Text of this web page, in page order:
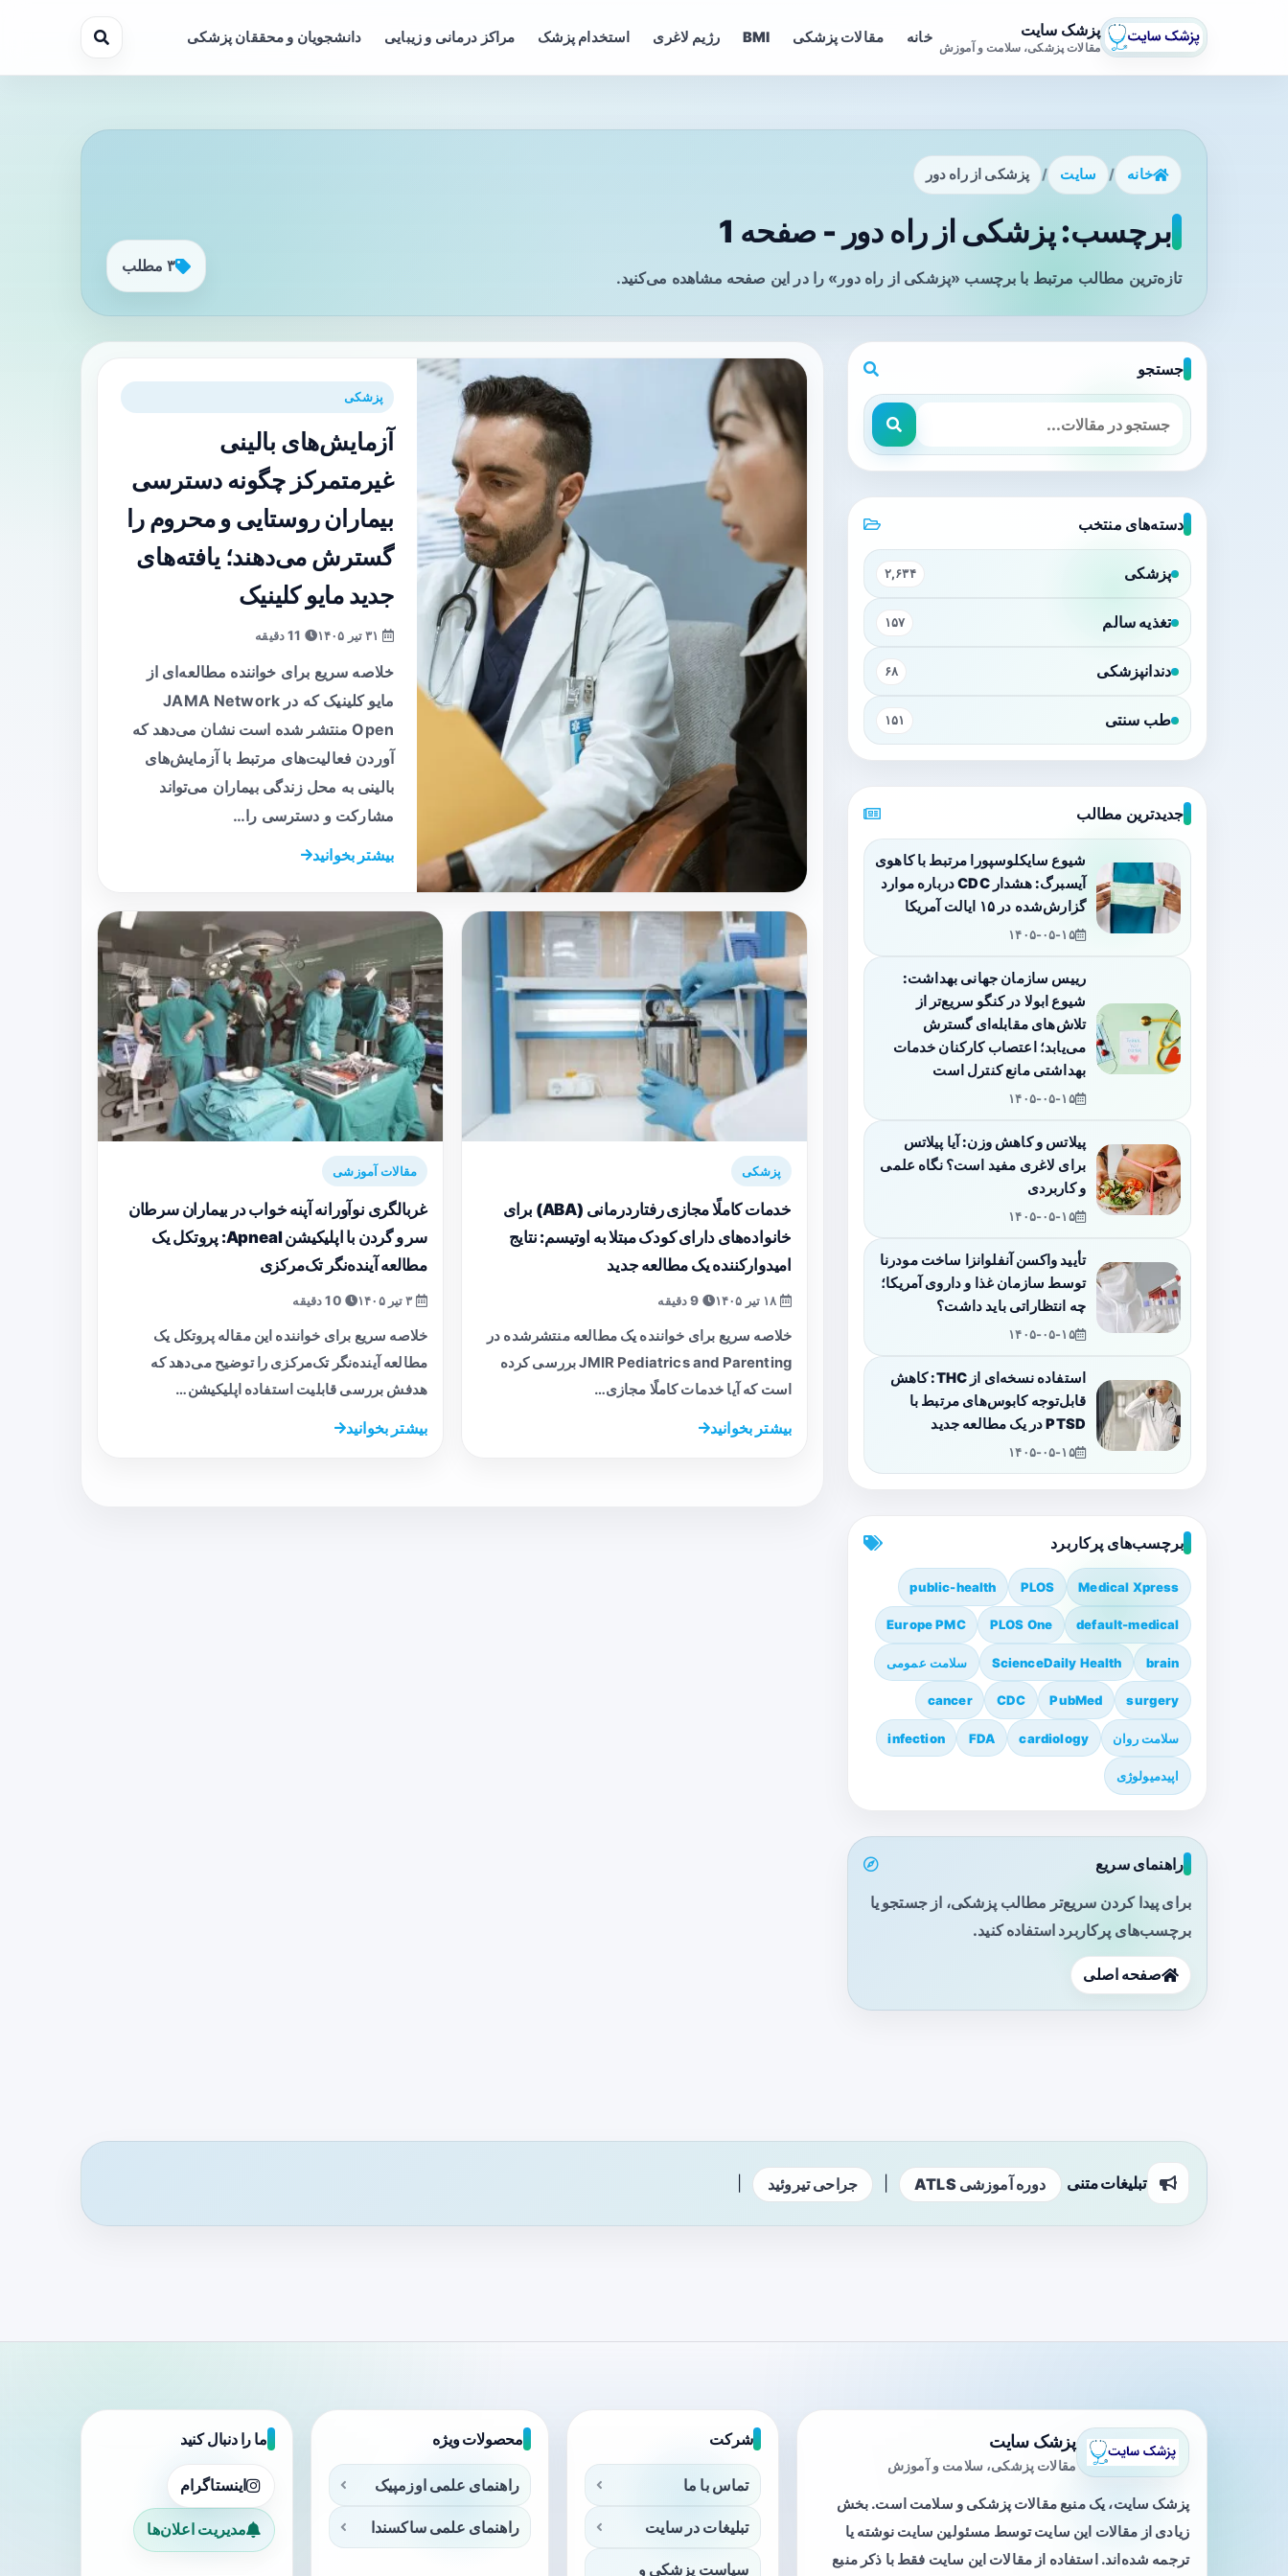
پزشک سایت
مقالات پزشکی، سلامت و آموزش
خانه مقالات پزشکی BMI رژیم لاغری استخدام پزشک مراکز درمانی و زیبایی دانشجویان و محققان پزشکی
خانه / سایت / پزشکی از راه دور
برچسب: پزشکی از راه دور - صفحه 1
تازه‌ترین مطالب مرتبط با برچسب «پزشکی از راه دور» را در این صفحه مشاهده می‌کنید.
۳ مطلب
پزشکی
آزمایش‌های بالینی
غیرمتمرکز چگونه دسترسی
بیماران روستایی و محروم را
گسترش می‌دهند؛ یافته‌های
جدید مایو کلینیک
خلاصه سریع برای خواننده مطالعه‌ای از
مایو کلینیک که در JAMA Network
Open منتشر شده است نشان می‌دهد که
آوردن فعالیت‌های مرتبط با آزمایش‌های
بالینی به محل زندگی بیماران می‌تواند
مشارکت و دسترسی را…
بیشتر بخوانید
پزشکی
خدمات کاملًا مجازی رفتاردرمانی (ABA) برای
خانواده‌های دارای کودک مبتلا به اوتیسم: نتایج
امیدوارکننده یک مطالعه جدید
خلاصه سریع برای خواننده یک مطالعه منتشرشده در
JMIR Pediatrics and Parenting بررسی کرده
است که آیا خدمات کاملًا مجازی…
بیشتر بخوانید
مقالات آموزشی
غربالگری نوآورانه آپنه خواب در بیماران سرطان
سر و گردن با اپلیکیشن Apneal: پروتکل یک
مطالعه آینده‌نگر تک‌مرکزی
خلاصه سریع برای خواننده این مقاله پروتکل یک
مطالعه آینده‌نگر تک‌مرکزی را توضیح می‌دهد که
هدفش بررسی قابلیت استفاده اپلیکیشن…
بیشتر بخوانید
جستجو
دسته‌های منتخب
پزشکی ۲,۶۳۴
تغذیه سالم ۱۵۷
دندانپزشکی ۶۸
طب سنتی ۱۵۱
جدیدترین مطالب
شیوع سایکلوسپورا مرتبط با کاهوی
آیسبرگ: هشدار CDC درباره موارد
گزارش‌شده در ۱۵ ایالت آمریکا
۱۴۰۵-۰۵-۱۵
رییس سازمان جهانی بهداشت:
شیوع ابولا در کنگو سریع‌تر از
تلاش‌های مقابله‌ای گسترش
می‌یابد؛ اعتصاب کارکنان خدمات
بهداشتی مانع کنترل است
۱۴۰۵-۰۵-۱۵
پیلاتس و کاهش وزن: آیا پیلاتس
برای لاغری مفید است؟ نگاه علمی
و کاربردی
۱۴۰۵-۰۵-۱۵
تأیید واکسن آنفلوانزا ساخت مودرنا
توسط سازمان غذا و داروی آمریکا؛
چه انتظاراتی باید داشت؟
۱۴۰۵-۰۵-۱۵
استفاده نسخه‌ای از THC: کاهش
قابل‌توجه کابوس‌های مرتبط با
PTSD در یک مطالعه جدید
۱۴۰۵-۰۵-۱۵
برچسب‌های پرکاربرد
Medical Xpress
PLOS
public-health
default-medical
PLOS One
Europe PMC
brain
ScienceDaily Health سلامت عمومی
surgery
PubMed
CDC
cancer
سلامت روان cardiology
FDA
infection
اپیدمیولوژی
راهنمای سریع
برای پیدا کردن سریع‌تر مطالب پزشکی، از جستجو یا
برچسب‌های پرکاربرد استفاده کنید.
صفحه اصلی
تبلیغات متنی دوره آموزشی ATLS جراحی تیروئید
پزشک سایت
مقالات پزشکی، سلامت و آموزش
پزشک سایت، یک منبع مقالات پزشکی و سلامت است. بخش
زیادی از مقالات این سایت توسط مسئولین سایت نوشته یا
ترجمه شده‌اند. استفاده از مقالات این سایت فقط با ذکر منبع
شرکت
تماس با ما
تبلیغات در سایت
سیاست پزشکی و
محصولات ویژه
راهنمای علمی اوزمپیک
راهنمای علمی ساکسندا
ما را دنبال کنید
اینستاگرام
مدیریت اعلان‌ها